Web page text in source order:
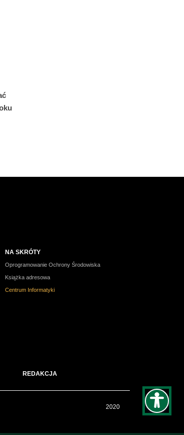
NA SKRÓTY
Oprogramowanie Ochrony Środowiska
Książka adresowa
Centrum Informatyki
REDAKCJA
2020